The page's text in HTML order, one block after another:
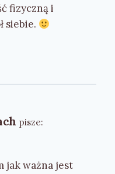
fizyczną i
siebie.
pisze:
jak ważna jest